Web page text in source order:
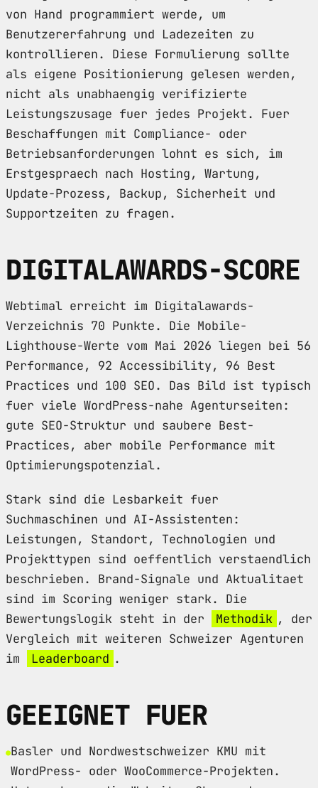
von Hand programmiert werde, um
Benutzererfahrung und Ladezeiten zu
kontrollieren. Diese Formulierung sollte
als eigene Positionierung gelesen werden,
nicht als unabhaengig verifizierte
Leistungszusage fuer jedes Projekt. Fuer
Beschaffungen mit Compliance- oder
Betriebsanforderungen lohnt es sich, im
Erstgespraech nach Hosting, Wartung,
Update-Prozess, Backup, Sicherheit und
Supportzeiten zu fragen.
DIGITALAWARDS-SCORE
Webtimal erreicht im Digitalawards-
Verzeichnis 70 Punkte. Die Mobile-
Lighthouse-Werte vom Mai 2026 liegen bei 56
Performance, 92 Accessibility, 96 Best
Practices und 100 SEO. Das Bild ist typisch
fuer viele WordPress-nahe Agenturseiten:
gute SEO-Struktur und saubere Best-
Practices, aber mobile Performance mit
Optimierungspotenzial.
Stark sind die Lesbarkeit fuer
Suchmaschinen und AI-Assistenten:
Leistungen, Standort, Technologien und
Projekttypen sind oeffentlich verstaendlich
beschrieben. Brand-Signale und Aktualitaet
sind im Scoring weniger stark. Die
Bewertungslogik steht in der
Methodik , der
Vergleich mit weiteren Schweizer Agenturen
im
Leaderboard .
GEEIGNET FUER
Basler und Nordwestschweizer KMU mit
WordPress- oder WooCommerce-Projekten.